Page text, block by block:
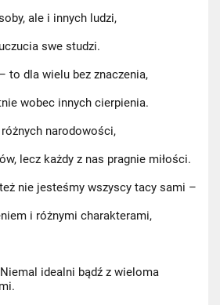
ale i innych ludzi,
swe studzi.
to dla wielu bez znaczenia,
wobec innych cierpienia.
narodowości,
lecz każdy z nas pragnie miłości.
nie jesteśmy wszyscy tacy sami –
i różnymi charakterami,
idealni bądź z wieloma